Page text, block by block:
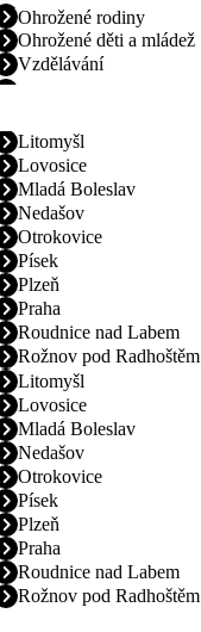
Ohrožené rodiny
Ohrožené děti a mládež
Vzdělávání
Litomyšl
Lovosice
Mladá Boleslav
Nedašov
Otrokovice
Písek
Plzeň
Praha
Roudnice nad Labem
Rožnov pod Radhoštěm
Litomyšl
Lovosice
Mladá Boleslav
Nedašov
Otrokovice
Písek
Plzeň
Praha
Roudnice nad Labem
Rožnov pod Radhoštěm